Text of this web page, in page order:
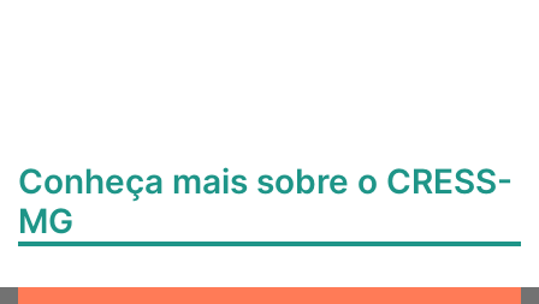
Conheça mais sobre o CRESS-
MG